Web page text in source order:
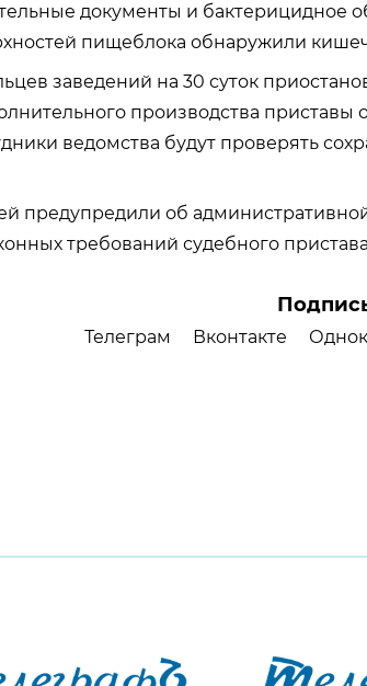
документы и бактерицидное
пищеблока обнаружили
заведений на 30 суток
производства приставы
ведомства будут проверять
предупредили об административной
требований судебного
Телеграм Вконтакте